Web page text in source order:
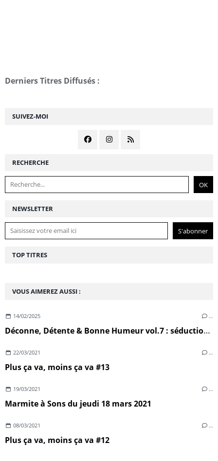
NEWSLETTER
SUIVEZ-MOI
RECHERCHE
VOUS AIMEREZ AUSSI :
14/02/2025 …
Déconne, Détente & Bonne Humeur vol.7 : séduction, sexe & désillusion
22/03/2021 …
Plus ça va, moins ça va #13
19/03/2021 …
Marmite à Sons du jeudi 18 mars 2021
08/03/2021 …
Plus ça va, moins ça va #12
Derniers Titres Diffusés :
TOP TITRES